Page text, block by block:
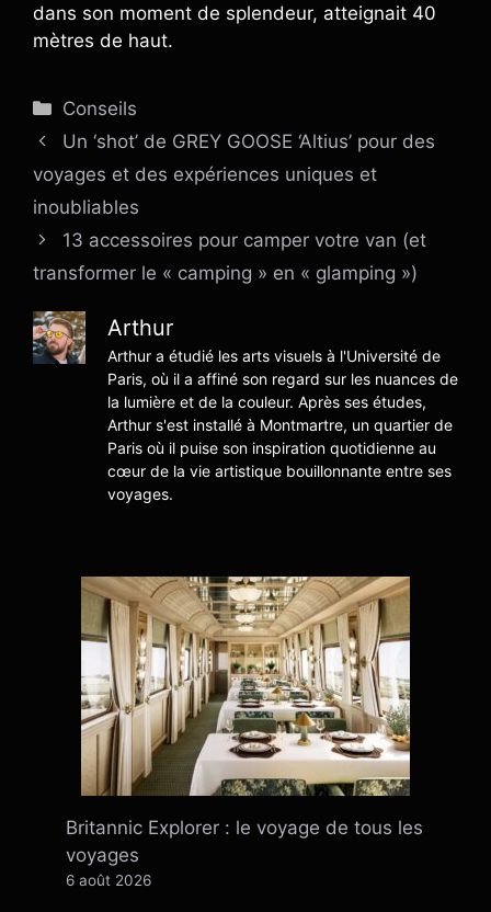
dans son moment de splendeur, atteignait 40
mètres de haut.
Catégories
Conseils
Un ‘shot’ de GREY GOOSE ‘Altius’ pour des
voyages et des expériences uniques et
inoubliables
13 accessoires pour camper votre van (et
transformer le « camping » en « glamping »)
Arthur
Arthur a étudié les arts visuels à l'Université de
Paris, où il a affiné son regard sur les nuances de
la lumière et de la couleur. Après ses études,
Arthur s'est installé à Montmartre, un quartier de
Paris où il puise son inspiration quotidienne au
cœur de la vie artistique bouillonnante entre ses
voyages.
Britannic Explorer : le voyage de tous les
voyages
6 août 2026